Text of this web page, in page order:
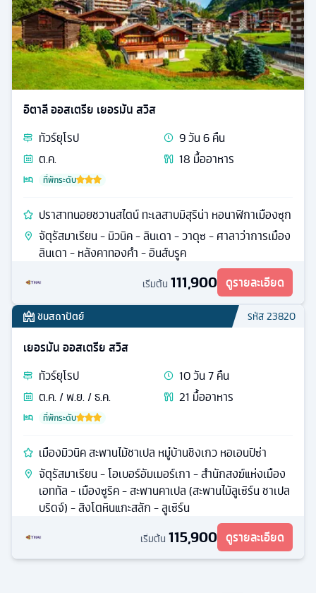
อิตาลี ออสเตรีย เยอรมัน สวิส
ทัวร์ยุโรป 9วัน6คืน
ต.ค.
18 มื้ออาหาร
ที่พักระดับ
ปราสาทนอยชวานสไตน์ ทะเลสาบมิสุริน่า หอนาฬิกาเมืองซุก
จัตุรัสมาเรียน - มิวนิค - ลินเดา - วาดุซ - ศาลาว่าการเมือง
ลินเดา - หลังคาทองคํา - อินส์บรูค
เริ่มต้น 111,900 ดูรายละเอียด
ชมสถาปัตย์ รหัส23820
เยอรมัน ออสเตรีย สวิส
ทัวร์
10วัน7คืน
ต.ค. / พ.ย. / ธ.ค.
21มื้ออาหาร